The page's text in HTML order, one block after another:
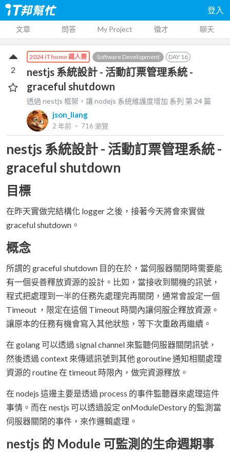
登入
文章 問答 My Project 徵才 聊天
2024 iThome 鐵人賽 Software Development DAY 16
nestjs 系統設計 - 活動訂票管理系統 -
graceful shutdown
透過 nestjs 框架，讓 nodejs 系統維護度增加 系列 第24 篇
json_liang
2 年前 ‧ 716 瀏覽
2
nestjs 系統設計 - 活動訂票管理系統 -
graceful shutdown
目標
在昨天實做完結構化 logger 之後，接著今天將會來實做
graceful shutdown。
概念
所謂的 graceful shutdown 目的在於，當伺服器關閉時需要能
有一個妥善釋放資源的設計。比如，當接收到關機的訊號，
程式把處理到一半的任務先處理完再關閉，通常會設定一個
Timeout ，限定在這個 Timeout 時間內讓伺服企釋放資源。
讓原本的任務有機會寫入其他狀態，等下次重啟再繼續。
在 golang 可以透過 signal channel 來監聽伺服器關閉訊號，
然後透過 context 來傳遞訊號到其他 goroutine 通知相關處理
資源的 routine 在 timeout 時限內，做完資源釋放。
在 nodejs 這邊主要是透過 process 的事件監聽器來處理這件
事情。而在 nestjs 可以透過設定 onModuleDestory 的監測當
伺服器關閉的事件，來作邏輯處理。
nestjs 的 Module 可監測的生命週期事